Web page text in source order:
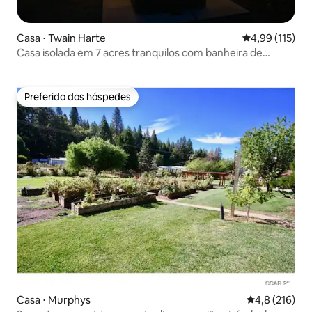
Casa ⋅ Twain Harte 4,99 de uma
4,99 (115)
Casa isolada em 7 acres tranquilos com banheira de
Preferido dos hóspedes
Preferido dos hóspedes
Casa ⋅ Murphys 4,8 de uma
4,8 (216)